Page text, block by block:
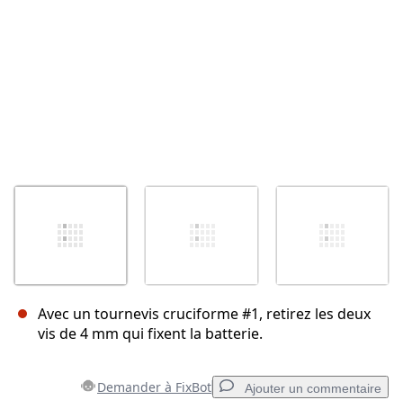
Avec un tournevis cruciforme #1, retirez les deux
vis de 4 mm qui fixent la batterie.
Demander à FixBot Ajouter un commentaire